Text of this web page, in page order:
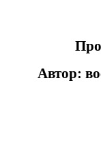
Автор: